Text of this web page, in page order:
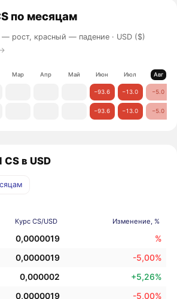
по месяцам
— рост, красный — падение · USD ($)
Мар Апр Май Июн Июл Авг
−93.6 −13.0 −5.0
−93.6 −13.0 −5.0
CS в USD
Курс CS/USD Изменение, %
0,0000019 %
0,0000019 -5,00%
0,000002 +5,26%
0,0000019 -5,00%